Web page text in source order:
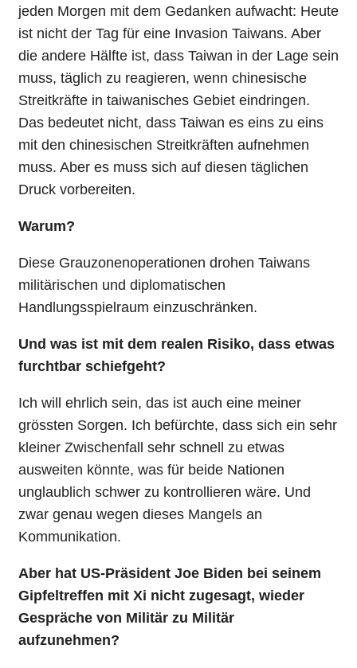
jeden Morgen mit dem Gedanken aufwacht: Heute
ist nicht der Tag für eine Invasion Taiwans. Aber
die andere Hälfte ist, dass Taiwan in der Lage sein
muss, täglich zu reagieren, wenn chinesische
Streitkräfte in taiwanisches Gebiet eindringen.
Das bedeutet nicht, dass Taiwan es eins zu eins
mit den chinesischen Streitkräften aufnehmen
muss. Aber es muss sich auf diesen täglichen
Druck vorbereiten.
Warum?
Diese Grauzonenoperationen drohen Taiwans
militärischen und diplomatischen
Handlungsspielraum einzuschränken.
Und was ist mit dem realen Risiko, dass etwas
furchtbar schiefgeht?
Ich will ehrlich sein, das ist auch eine meiner
grössten Sorgen. Ich befürchte, dass sich ein sehr
kleiner Zwischenfall sehr schnell zu etwas
ausweiten könnte, was für beide Nationen
unglaublich schwer zu kontrollieren wäre. Und
zwar genau wegen dieses Mangels an
Kommunikation.
Aber hat US-Präsident Joe Biden bei seinem
Gipfeltreffen mit Xi nicht zugesagt, wieder
Gespräche von Militär zu Militär
aufzunehmen?